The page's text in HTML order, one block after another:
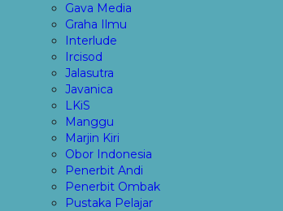
Gava Media
Graha Ilmu
Interlude
Ircisod
Jalasutra
Javanica
LKiS
Manggu
Marjin Kiri
Obor Indonesia
Penerbit Andi
Penerbit Ombak
Pustaka Pelajar